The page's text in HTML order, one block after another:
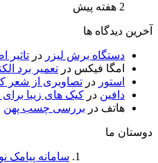
2 هفته پیش
آخرین دیدگاه ها
دستگاه برش لیزر در تاثیر
امگا فیکس در تعمیر برد
استور در تصاویری از شعر
دافین در کیک های زیبا
هاتف در بررسی چسب پهن
دوستان ما
سامانه پیامک